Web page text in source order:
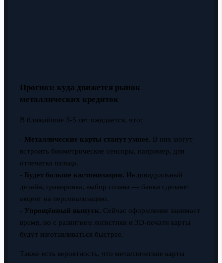
Прогноз: куда движется рынок
металлических кредиток
В ближайшие 3-5 лет ожидается, что:
- Металлические карты станут умнее. В них могут
встроить биометрические сенсоры, например, для
отпечатка пальца.
- Будет больше кастомизации. Индивидуальный
дизайн, гравировка, выбор сплава — банки сделают
акцент на персонализацию.
- Упрощённый выпуск. Сейчас оформление занимает
время, но с развитием логистики и 3D-печати карты
будут изготавливаться быстрее.
Также есть вероятность, что металлические карты